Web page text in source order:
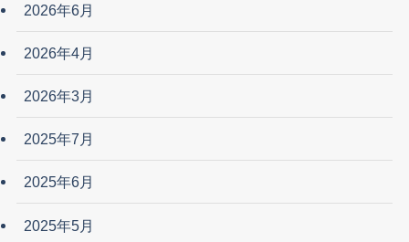
2026年6月
2026年4月
2026年3月
2025年7月
2025年6月
2025年5月